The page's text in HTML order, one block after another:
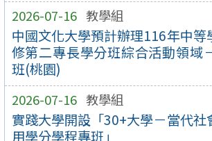
2026-07-16 教學組
中國文化大學預計辦理116年中等
修第二專長學分班綜合活動領域
班(桃園)
2026-07-16 教學組
實踐大學開設「30+大學－當代社
用學分學程專班」